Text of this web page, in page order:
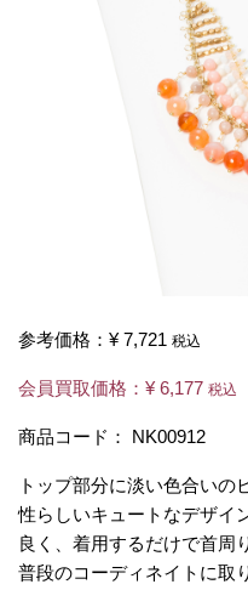
参考価格： ¥ 7,721 税込
会員買取価格： ¥ 6,177 税込
商品コード： NK00912
トップ部分に淡い色合いの
性らしいキュートなデザイ
良く、着用するだけで首周
普段のコーディネイトに取